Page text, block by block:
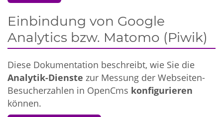
Einbindung von Google
Analytics bzw. Matomo (Piwik)
Diese Dokumentation beschreibt, wie Sie die
Analytik-Dienste zur Messung der Webseiten-
Besucherzahlen in OpenCms konfigurieren
können.